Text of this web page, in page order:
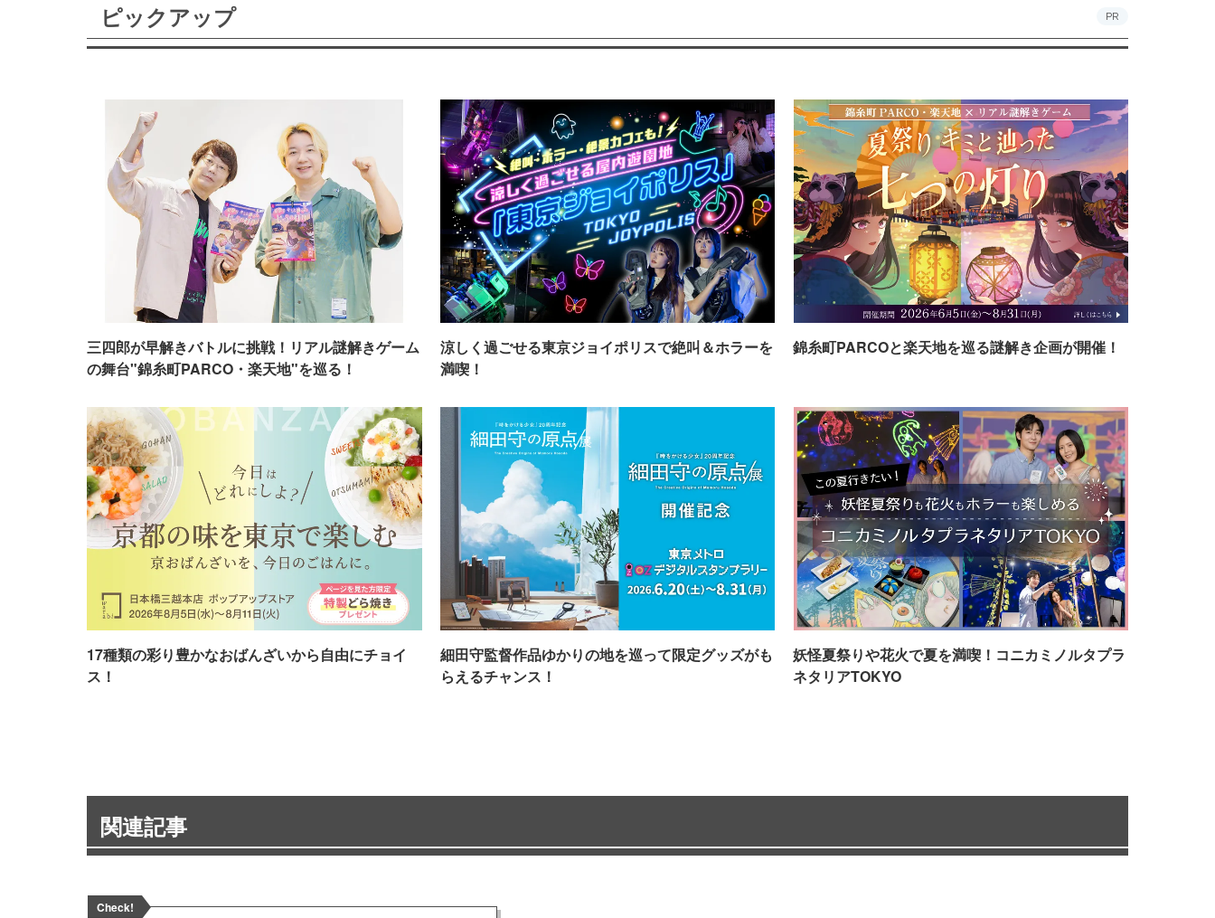
ピックアップ PR
三四郎が早解きバトルに挑戦！リアル謎解きゲーム
の舞台"錦糸町PARCO・楽天地"を巡る！
涼しく過ごせる東京ジョイポリスで絶叫＆ホラーを
満喫！
錦糸町PARCOと楽天地を巡る謎解き企画が開催！
17種類の彩り豊かなおばんざいから自由にチョイ
ス！
細田守監督作品ゆかりの地を巡って限定グッズがも
らえるチャンス！
妖怪夏祭りや花火で夏を満喫！コニカミノルタプラ
ネタリアTOKYO
関連記事
Check!